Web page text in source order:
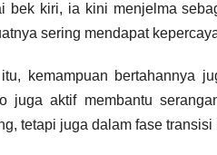
bek kiri, ia kini menjelma
sering mendapat
kemampuan bertahannya
juga aktif membantu
tetapi juga dalam fase